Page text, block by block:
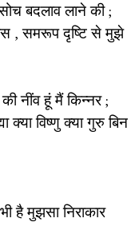
बदलाव लाने की ;
, समरूप दृष्टि से मुझे
नींव हूं मैं किन्नर ;
क्या विष्णु क्या गुरु बिन
है मुझसा निराकार